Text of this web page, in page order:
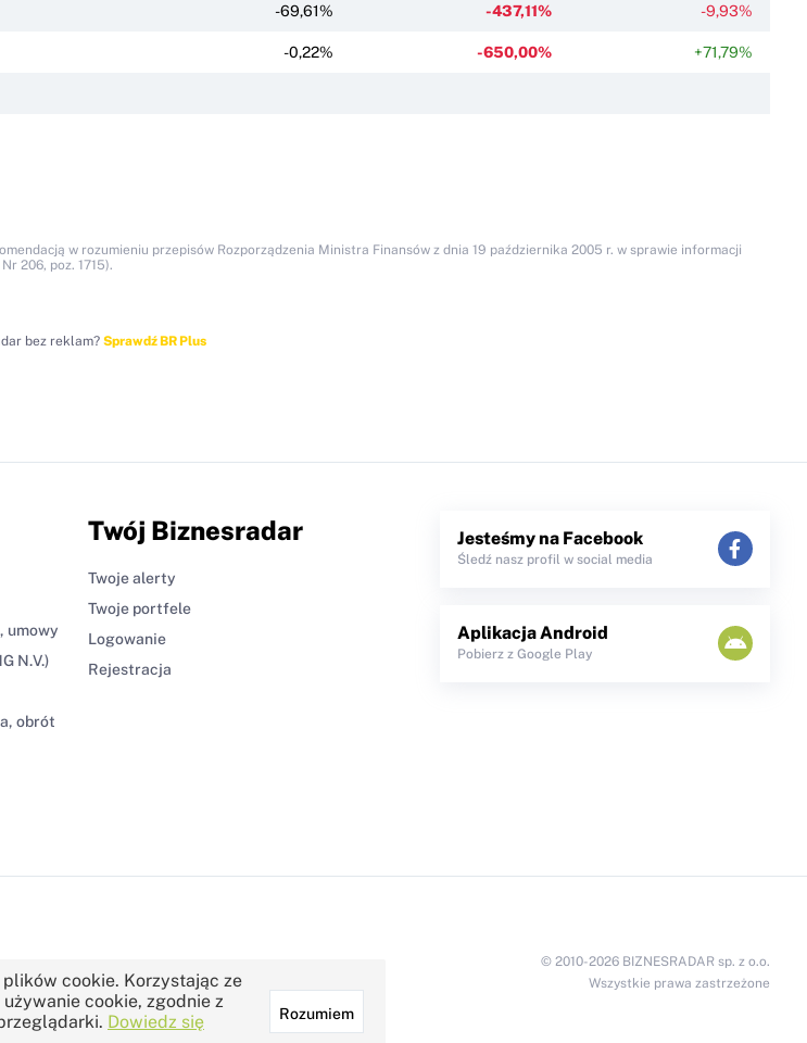
-69,61% -437,11% -9,93%
-0,22% -650,00% +71,79%
w rozumieniu przepisów Rozporządzenia Ministra Finansów z dnia 19 października 2005 r. w sprawie informacji
206, poz. 1715).
bez reklam? Sprawdź BR Plus
umowy
N.V.)
obrót
Twój Biznesradar
Twoje alerty
Twoje portfele
Logowanie
Rejestracja
Jesteśmy na Facebook
Śledź nasz profil w social media
Aplikacja Android
Pobierz z Google Play
© 2010-2026 BIZNESRADAR sp. z o.o.
Wszystkie prawa zastrzeżone
cookie. Korzystając ze
cookie, zgodnie z
Dowiedz się
Rozumiem